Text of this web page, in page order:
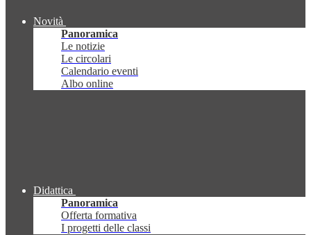
Novità
Panoramica
Le notizie
Le circolari
Calendario eventi
Albo online
Didattica
Panoramica
Offerta formativa
I progetti delle classi